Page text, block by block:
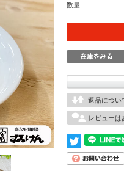
数量:
返品につい
レビューは